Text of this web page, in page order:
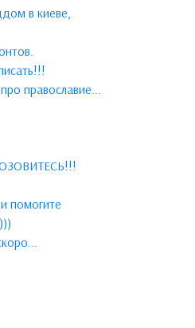
в киеве,
православие...
помогите